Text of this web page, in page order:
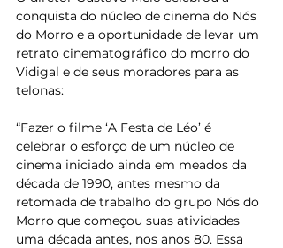
conquista do núcleo de cinema do Nós
do Morro e a oportunidade de levar um
retrato cinematográfico do morro do
Vidigal e de seus moradores para as
telonas:
“Fazer o filme ‘A Festa de Léo’ é
celebrar o esforço de um núcleo de
cinema iniciado ainda em meados da
década de 1990, antes mesmo da
retomada de trabalho do grupo Nós do
Morro que começou suas atividades
uma década antes, nos anos 80. Essa